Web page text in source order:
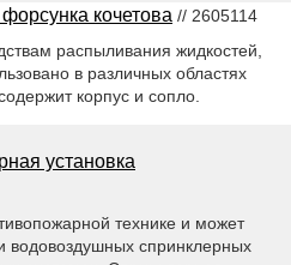
кочетова // 2605114
распыливания жидкостей,
в различных областях
корпус и сопло.
установка
технике и может
водовоздушных спринклерных